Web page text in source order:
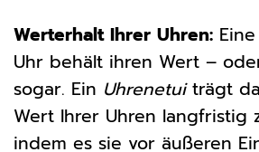
Werterhalt Ihrer Uhren:
Uhr behält ihren Wert –
sogar. Ein Uhrenetuiträgt
Wert Ihrer Uhren langfristig
indem es sie vor äußeren